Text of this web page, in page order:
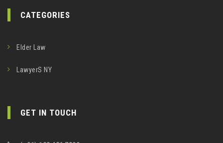
CATEGORIES
Elder Law
LawyerS NY
GET IN TOUCH